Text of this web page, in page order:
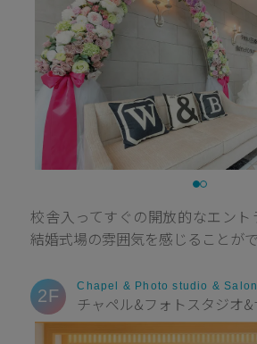
校舎入ってすぐの開放的なエン
結婚式場の雰囲気を感じることがで
2F
Chapel & Photo studio & Salon
チャペル&フォトスタジオ&